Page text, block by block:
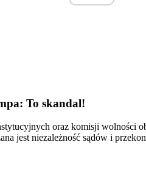
To skandal!
oraz komisji
jest niezależność sądów i